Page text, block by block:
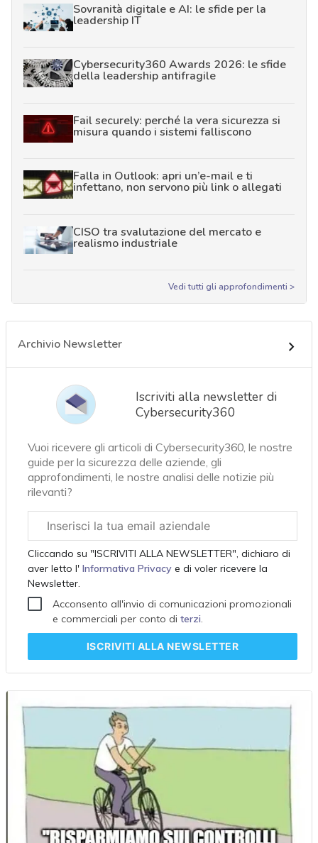
Sovranità digitale e AI: le sfide per la
leadership IT
Cybersecurity360 Awards 2026: le sfide
della leadership antifragile
Fail securely: perché la vera sicurezza si
misura quando i sistemi falliscono
Falla in Outlook: apri un’e-mail e ti
infettano, non servono più link o allegati
CISO tra svalutazione del mercato e
realismo industriale
Vedi tutti gli approfondimenti >
Archivio Newsletter
Iscriviti alla newsletter di
Cybersecurity360
Vuoi ricevere gli articoli di Cybersecurity360, le nostre
guide per la sicurezza delle aziende, gli
approfondimenti, le nostre analisi delle notizie più
rilevanti?
aziendale
Cliccando su "ISCRIVITI ALLA NEWSLETTER", dichiaro di
aver letto l'Informativa Privacy e di voler ricevere la
Newsletter.
Acconsento all'invio di comunicazioni promozionali
e commerciali per conto di terzi.
ISCRIVITI ALLA NEWSLETTER